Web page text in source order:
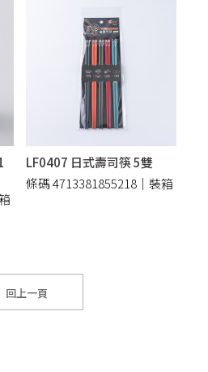
LF0407 日式壽司筷 5雙
條碼 4713381855218｜裝箱
回上一頁